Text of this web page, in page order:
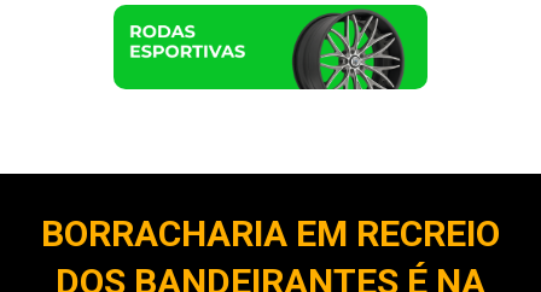
BORRACHARIA EM RECREIO
DOS BANDEIRANTES É NA